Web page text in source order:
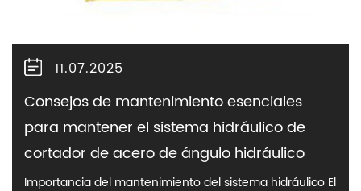
11.07.2025
Consejos de mantenimiento esenciales
para mantener el sistema hidráulico de
cortador de acero de ángulo hidráulico
Importancia del mantenimiento del sistema hidráulico El